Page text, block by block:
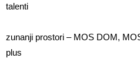
talenti
zunanji prostori – MOS DOM,
plus